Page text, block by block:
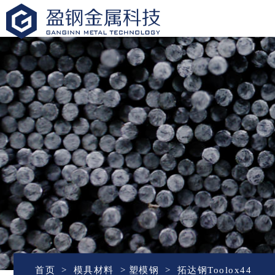
盈钢金属
首页 模具材料 塑模钢 拓达钢Toolox44